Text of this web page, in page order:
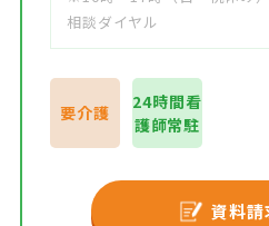
相談ダイヤル
要介護
24時間看
護師常駐
資料請